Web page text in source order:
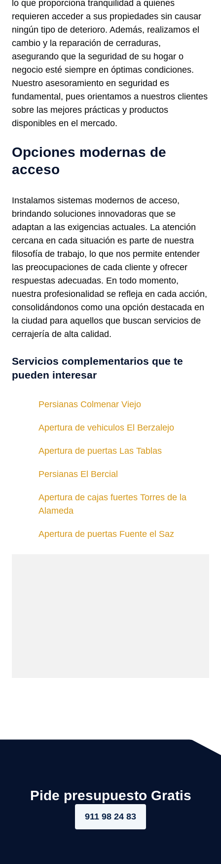
lo que proporciona tranquilidad a quienes
requieren acceder a sus propiedades sin causar
ningún tipo de deterioro. Además, realizamos el
cambio y la reparación de cerraduras,
asegurando que la seguridad de su hogar o
negocio esté siempre en óptimas condiciones.
Nuestro asesoramiento en seguridad es
fundamental, pues orientamos a nuestros clientes
sobre las mejores prácticas y productos
disponibles en el mercado.
Opciones modernas de
acceso
Instalamos sistemas modernos de acceso,
brindando soluciones innovadoras que se
adaptan a las exigencias actuales. La atención
cercana en cada situación es parte de nuestra
filosofía de trabajo, lo que nos permite entender
las preocupaciones de cada cliente y ofrecer
respuestas adecuadas. En todo momento,
nuestra profesionalidad se refleja en cada acción,
consolidándonos como una opción destacada en
la ciudad para aquellos que buscan servicios de
cerrajería de alta calidad.
Servicios complementarios que te
pueden interesar
Persianas Colmenar Viejo
Apertura de vehiculos El Berzalejo
Apertura de puertas Las Tablas
Persianas El Bercial
Apertura de cajas fuertes Torres de la
Alameda
Apertura de puertas Fuente el Saz
Pide presupuesto Gratis
911 98 24 83